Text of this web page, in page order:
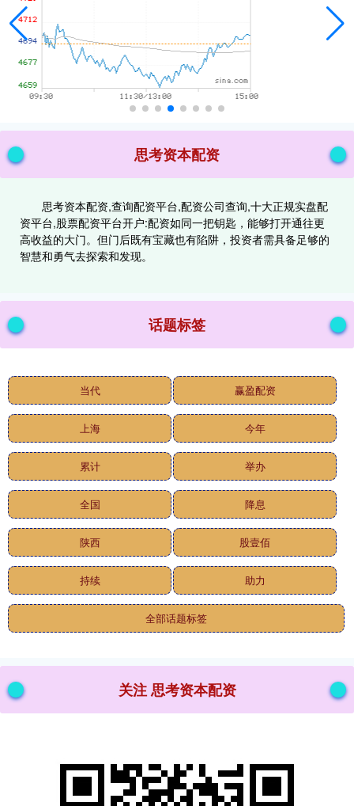
思考资本配资
思考资本配资,查询配资平台,配资公司查询,十大正规实盘配
资平台,股票配资平台开户:配资如同一把钥匙，能够打开通往更
高收益的大门。但门后既有宝藏也有陷阱，投资者需具备足够的
智慧和勇气去探索和发现。
话题标签
当代 赢盈配资
上海 今年
累计 举办
全国 降息
陕西 股壹佰
持续 助力
全部话题标签
关注 思考资本配资